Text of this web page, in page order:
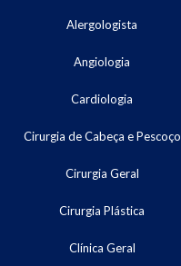
Alergologista
Angiologia
Cardiologia
Cirurgia de Cabeça e Pescoço
Cirurgia Geral
Cirurgia Plástica
Clínica Geral